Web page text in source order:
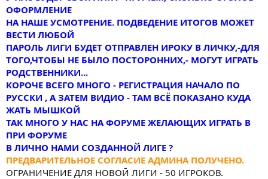
ОФОРМЛЕНИЕ
НА НАШЕ УСМОТРЕНИЕ. ПОДВЕДЕНИЕ ИТОГОВ МОЖЕТ
ВЕСТИ ЛЮБОЙ
ПАРОЛЬ ЛИГИ БУДЕТ ОТПРАВЛЕН ИРОКУ В ЛИЧКУ,-ДЛЯ
ТОГО,ЧТОБЫ НЕ БЫЛО ПОСТОРОННИХ,- МОГУТ ИГРАТЬ
РОДСТВЕННИКИ...
КОРОЧЕ ВСЕГО МНОГО - РЕГИСТРАЦИЯ НАЧАЛО ПО
РУССКИ , А ЗАТЕМ ВИДИО - ТАМ ВСЁ ПОКАЗАНО КУДА
ЖАТЬ МЫШКОЙ
ТАК МНОГО У НАС НА ФОРУМЕ ЖЕЛАЮЩИХ ИГРАТЬ В
ПРИ ФОРУМЕ
В ЛИЧНО НАМИ СОЗДАННОЙ ЛИГЕ ?
ПРЕДВАРИТЕЛЬНОЕ СОГЛАСИЕ АДМИНА ПОЛУЧЕНО.
ОГРАНИЧЕНИЕ ДЛЯ НОВОЙ ЛИГИ - 50 ИГРОКОВ.